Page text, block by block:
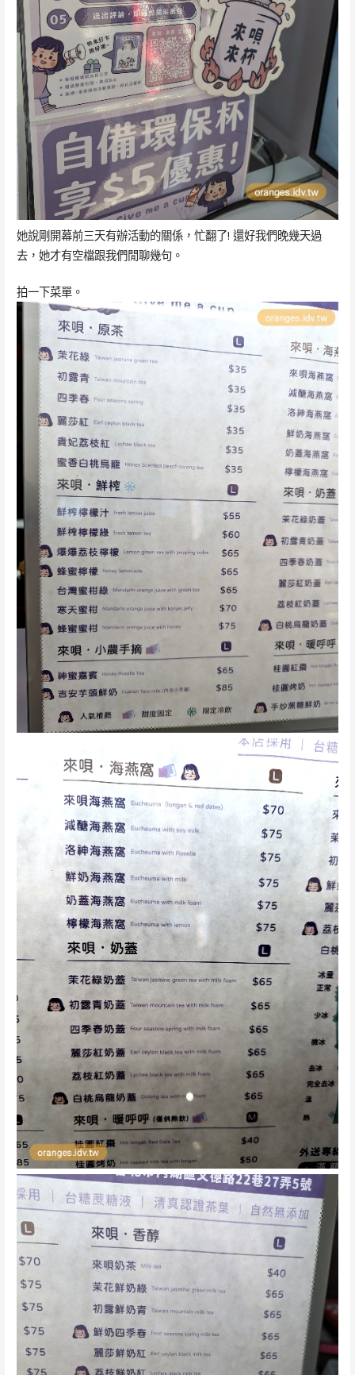
她說剛開幕前三天有辦活動的關係，忙翻了! 還好我們晚幾天過
去，她才有空檔跟我們閒聊幾句。
拍一下菜單。